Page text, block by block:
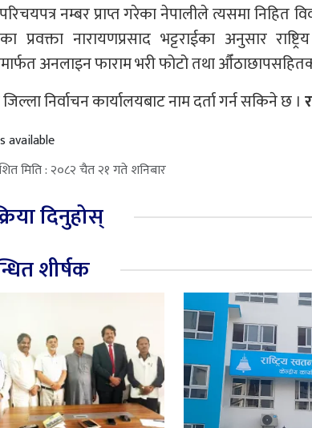
परिचयपत्र नम्बर प्राप्त गरेका नेपालीले त्यसमा निहित
प्रवक्ता नारायणप्रसाद भट्टराईका अनुसार
अनलाइन फाराम भरी फोटो तथा
निर्वाचन कार्यालयबाट नाम दर्ता गर्न सकिने छ ।
available
मिति : २०८२ चैत २१ गते शनिबार
दिनुहोस्
शीर्षक